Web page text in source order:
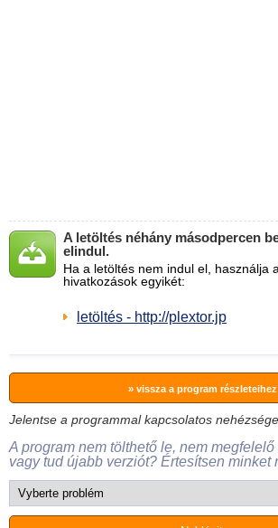
A letöltés néhány másodpercen
elindul.
Ha a letöltés nem indul el, használja
hivatkozások egyikét:
letöltés - http://plextor.jp
» vissza a program részleteihez
Jelentse a programmal kapcsolatos
A program nem tölthető le, nem megfelelő
vagy tud újabb verziót? Értesítsen minket